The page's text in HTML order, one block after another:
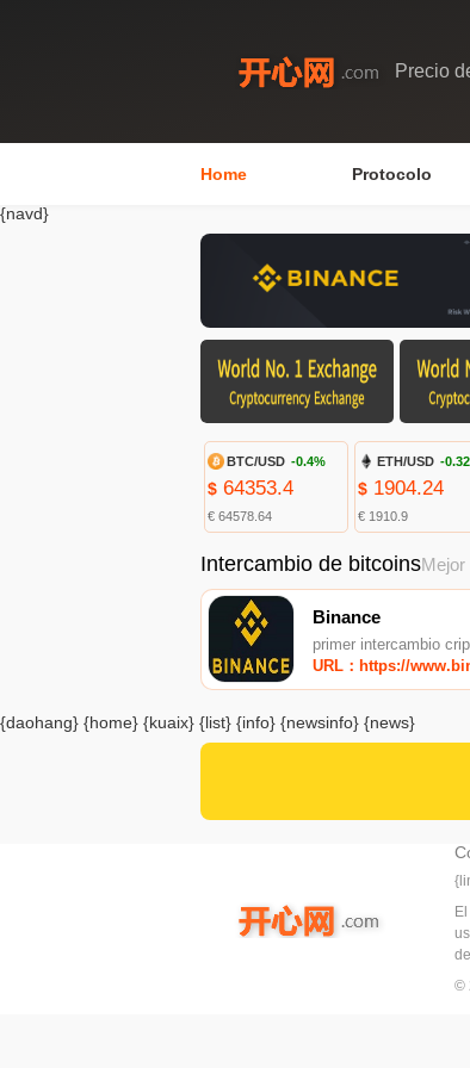
Precio
Home Protocolo
{navd}
BTC/USD -0.4%
$ 64353.4
€ 64578.64
ETH/USD -
$1904.24
€ 1910.9
Intercambio de bitcoinsMejor
Binance
primer intercambio
URL：https://
{daohang} {home} {kuaix} {list} {info} {newsinfo} {news}
©